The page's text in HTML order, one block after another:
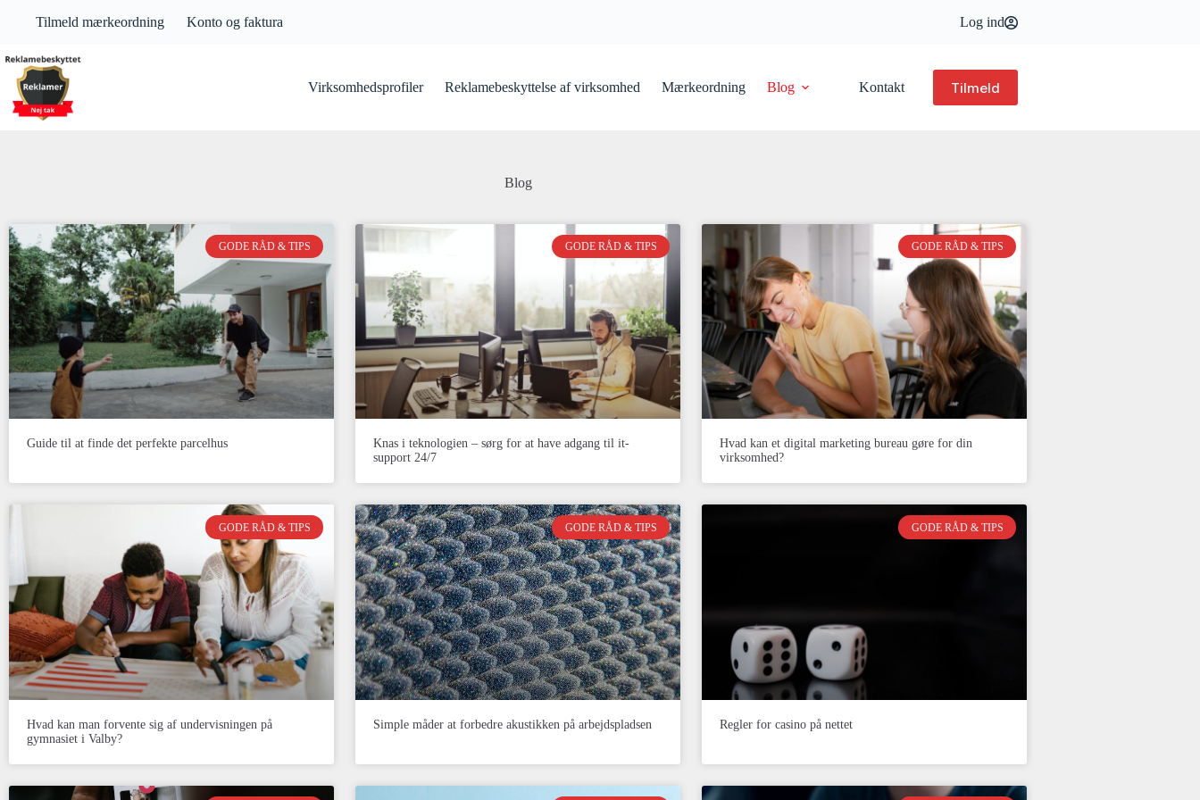
Tilmeld mærkeordning Konto og faktura Log ind
Virksomhedsprofiler Reklamebeskyttelse af virksomhed Mærkeordning Blog Kontakt Tilmeld
Blog
GODE RÅD & TIPS
Guide til at finde det perfekte parcelhus
GODE RÅD & TIPS
Knas i teknologien – sørg for at have adgang til it-
support 24/7
GODE RÅD & TIPS
Hvad kan et digital marketing bureau gøre for din
virksomhed?
GODE RÅD & TIPS
Hvad kan man forvente sig af undervisningen på
gymnasiet i Valby?
GODE RÅD & TIPS
Simple måder at forbedre akustikken på arbejdspladsen
GODE RÅD & TIPS
Regler for casino på nettet